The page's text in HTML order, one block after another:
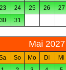
24 25 26 27
31
Mai 2027
So Mo Di Mi